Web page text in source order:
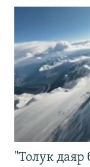
"Толук